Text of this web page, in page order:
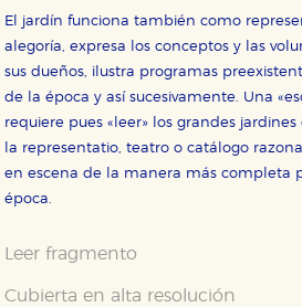
El jardín funciona también como
alegoría, expresa los conceptos y las
sus dueños, ilustra programas
de la época y así sucesivamente. Una
requiere pues «leer» los grandes
la representatio, teatro o catálogo
en escena de la manera más completa
época.
Leer fragmento
Cubierta en alta resolución
de navegación y optimizar el
nuestro sitio web. Almacenan
servicios para que no tenga
vez que nos visita. La
tanto, es anónima.
Cookies de publicidad y redes
publicitarios y se utilizan para
relevante para sus intereses en